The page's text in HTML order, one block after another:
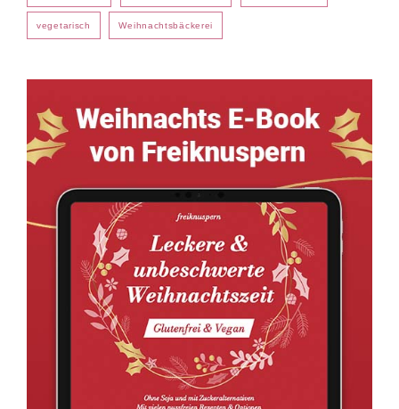
vegetarisch Weihnachtsbäckerei